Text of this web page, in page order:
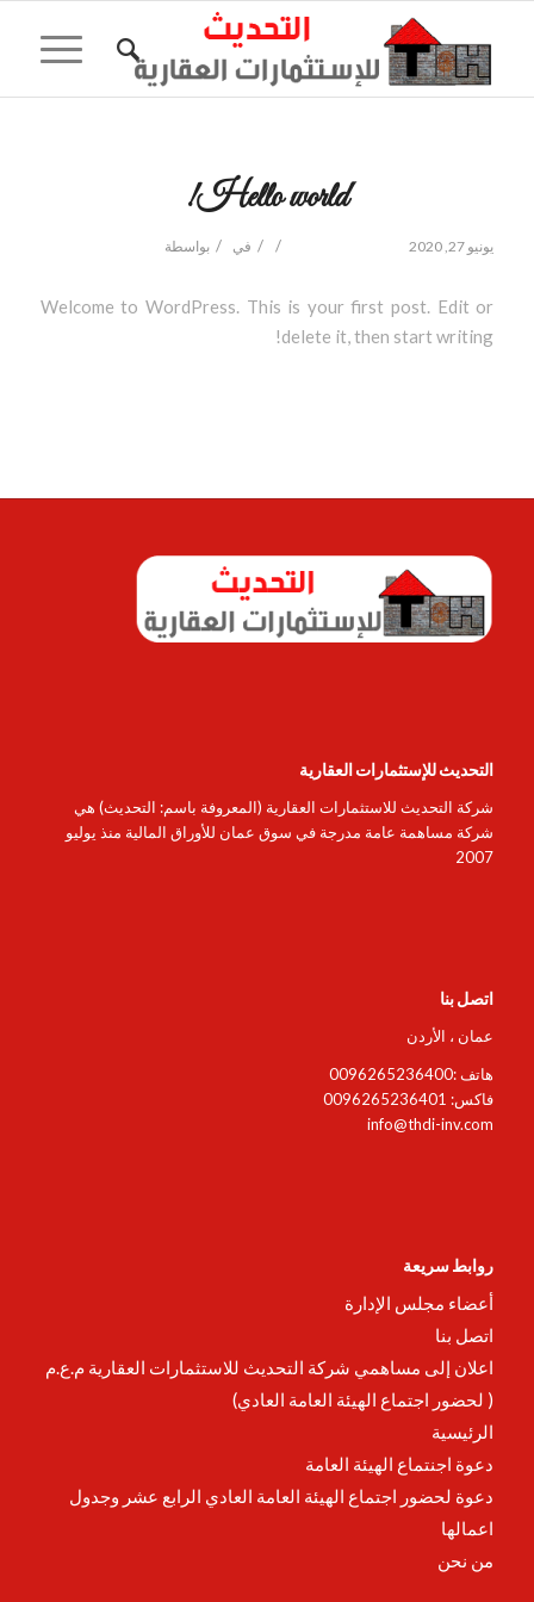
Hello world!
يونيو 27, 2020 /
/ في / بواسطة
Welcome to WordPress. This is your first post. Edit or
delete it, then start writing!
التحديث للإستثمارات العقارية
شركة التحديث للاستثمارات العقارية (المعروفة باسم: التحديث) هي
شركة مساهمة عامة مدرجة في سوق عمان للأوراق المالية منذ يوليو
2007
اتصل بنا
عمان ، الأردن
هاتف :0096265236400
فاكس: 0096265236401
info@thdi-inv.com
روابط سريعة
أعضاء مجلس الإدارة
اتصل بنا
اعلان إلى مساهمي شركة التحديث للاستثمارات العقارية م.ع.م
( لحضور اجتماع الهيئة العامة العادي)
الرئيسية
دعوة اجنتماع الهيئة العامة
دعوة لحضور اجتماع الهيئة العامة العادي الرابع عشر وجدول
اعمالها
من نحن